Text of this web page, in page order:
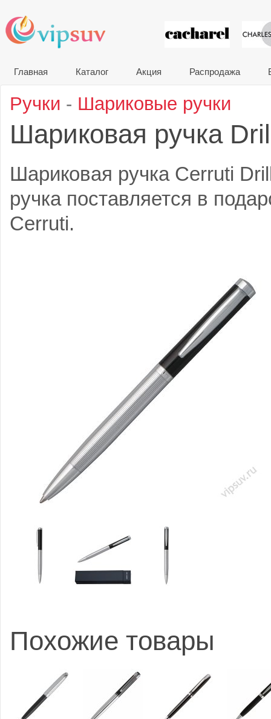
VIP
Главная Каталог Акция Распродажа
Ручки - Шариковые ручки
Шариковая ручка
Шариковая ручка Cerruti
ручка поставляется в
Cerruti.
Похожие товары